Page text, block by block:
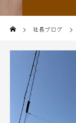
社長ブログ